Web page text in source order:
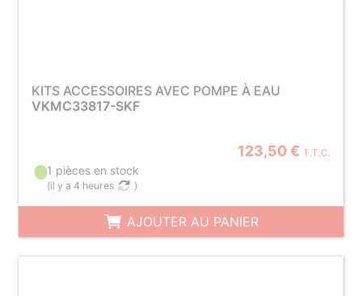
KITS ACCESSOIRES AVEC POMPE À EAU
VKMC33817-SKF
123,50 € T.T.C.
1 pièces en stock
(il y a 4 heures )
AJOUTER AU PANIER